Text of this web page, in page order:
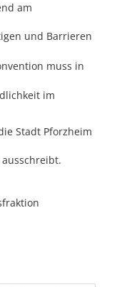
am
und Barrieren
muss in
im
Stadt Pforzheim